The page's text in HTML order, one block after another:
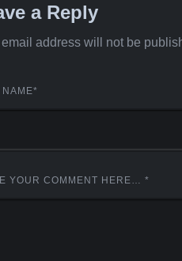
a Reply
address will not be
NAME*
YOUR COMMENT HERE… *